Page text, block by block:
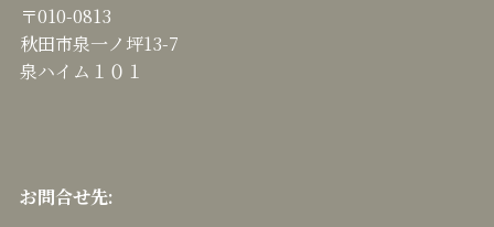
〒010-0813
秋田市泉一ノ坪13-7
泉ハイム１０１
お問合せ先: